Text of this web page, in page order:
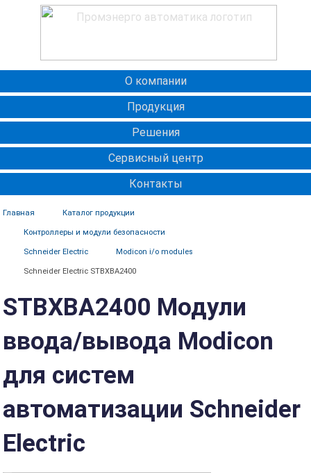
О компании
Продукция
Решения
Сервисный центр
Контакты
Главная Каталог продукции
Контроллеры и модули безопасности
Schneider Electric Modicon i/o modules
Schneider Electric STBXBA2400
STBXBA2400 Модули
ввода/вывода Modicon
для систем
автоматизации Schneider
Electric